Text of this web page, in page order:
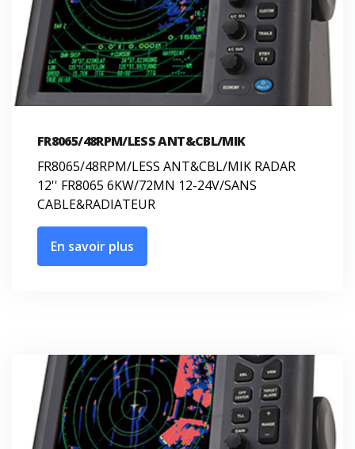
FR8065/48RPM/LESS ANT&CBL/MIK
FR8065/48RPM/LESS ANT&CBL/MIK RADAR
12'' FR8065 6KW/72MN 12-24V/SANS
CABLE&RADIATEUR
En savoir plus